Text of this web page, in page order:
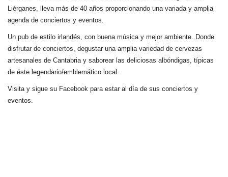
Liérganes, lleva más de 40 años proporcionando una variada y amplia
agenda de conciertos y eventos.
Un pub de estilo irlandés, con buena música y mejor ambiente. Donde
disfrutar de conciertos, degustar una amplia variedad de cervezas
artesanales de Cantabria y saborear las deliciosas albóndigas, típicas
de éste legendario/emblemático local.
Visita y sigue su Facebook para estar al día de sus conciertos y
eventos.